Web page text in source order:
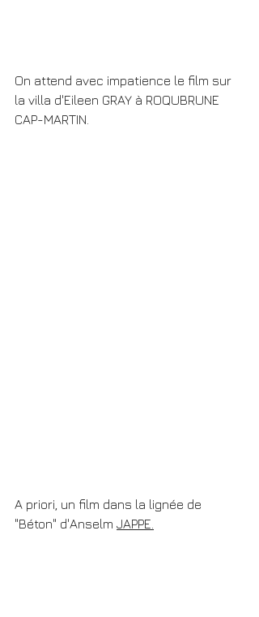
On attend avec impatience le film sur
la villa d'Eileen GRAY à ROQUBRUNE
CAP-MARTIN.
A priori, un film dans la lignée de
"Béton" d'Anselm JAPPE.